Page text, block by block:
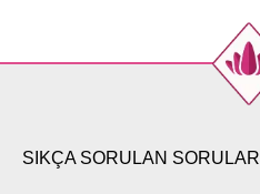
SIKÇA SORULAN SORULAR